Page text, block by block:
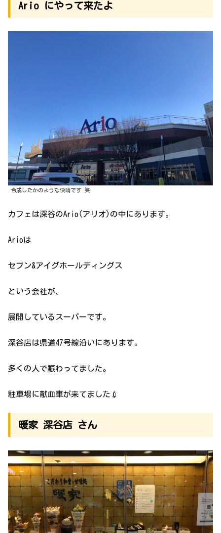
Ario にやって来たよ
合成したかのような快晴です 笑
カフェは深谷のArio(アリオ)の中にあります。
Arioは
セブン&アイグホールディングス
という会社が、
展開しているスーパーです。
深谷店は県道47号線沿いにあります。
多くの人で賑わってました。
駐車場に献血車が来てました💉
暖家 深谷店 さん